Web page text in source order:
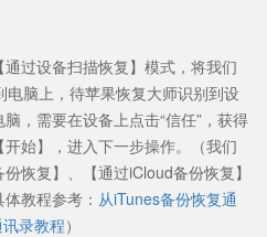
过设备扫描恢复】模式，将我们
脑上，待苹果恢复大师识别到设
，需要在设备上点击“信任”，获得
始】，进入下一步操作。（我们
恢复】、【通过iCloud备份恢复】
教程参考： 从iTunes备份恢复通
录教程）